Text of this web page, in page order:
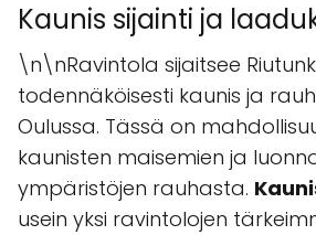
Kaunis sijainti ja
\n\nRavintola sijaitsee
todennäköisesti kaunis ja
Oulussa. Tässä on
kaunisten maisemien ja
ympäristöjen rauhasta.
usein yksi ravintolojen